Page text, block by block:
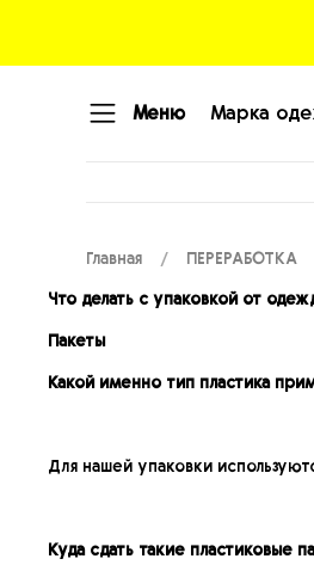
Меню Марка
Главная ПЕРЕРАБОТКА
Что делать с упаковкой от
Пакеты
Какой именно тип пластика
Для нашей упаковки
Куда сдать такие пластиковые